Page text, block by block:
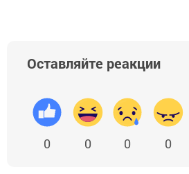
Оставляйте реакции
0 0 0 0